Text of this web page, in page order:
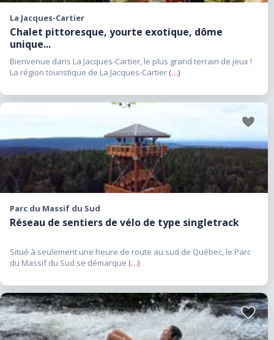
La Jacques-Cartier
Chalet pittoresque, yourte exotique, dôme
unique...
Bienvenue dans La Jacques-Cartier, le plus grand terrain de jeux !
La région touristique de La Jacques-Cartier(…)
Ajouter
favoris
Parc du Massif du Sud
Réseau de sentiers de vélo de type singletrack
Situé à seulement une heure de route au sud de Québec, le Parc
du Massif du Sud se démarque (…)
Ajouter
aux
favoris